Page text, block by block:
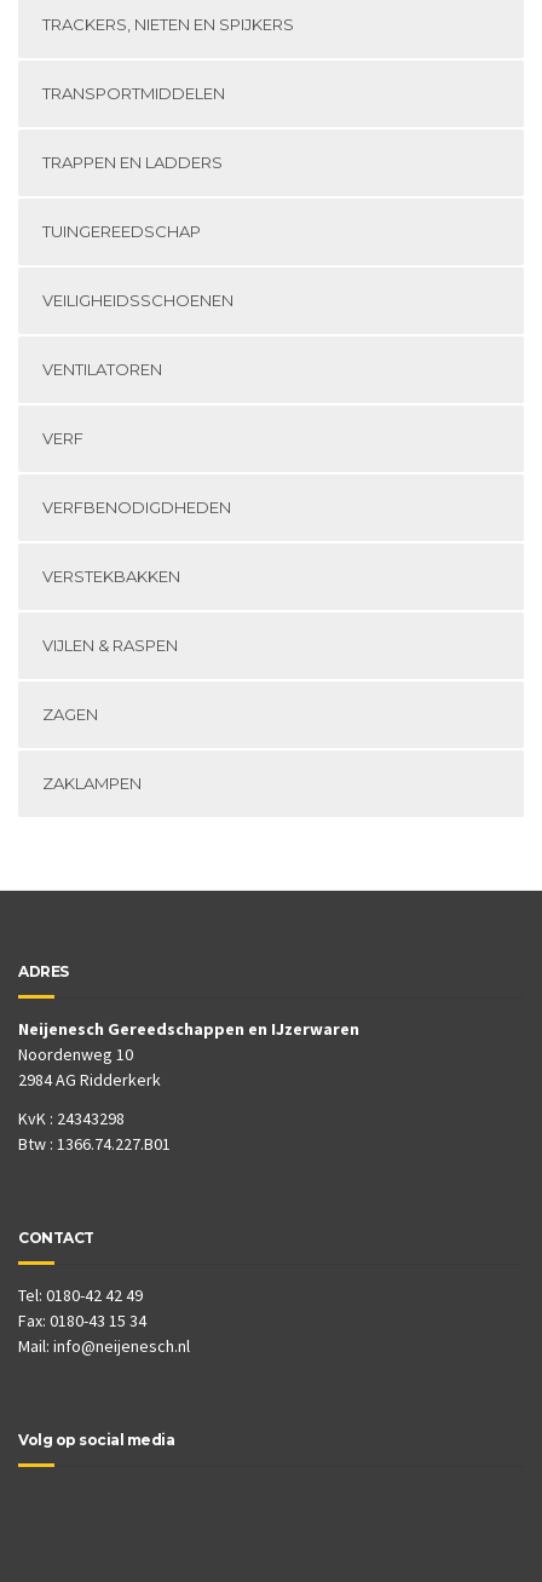
TRACKERS, NIETEN EN SPIJKERS
TRANSPORTMIDDELEN
TRAPPEN EN LADDERS
TUINGEREEDSCHAP
VEILIGHEIDSSCHOENEN
VENTILATOREN
VERF
VERFBENODIGDHEDEN
VERSTEKBAKKEN
VIJLEN & RASPEN
ZAGEN
ZAKLAMPEN
ADRES
Neijenesch Gereedschappen en IJzerwaren
Noordenweg 10
2984 AG Ridderkerk
KvK : 24343298
Btw : 1366.74.227.B01
CONTACT
Tel: 0180-42 42 49
Fax: 0180-43 15 34
Mail: info@neijenesch.nl
Volg op social media